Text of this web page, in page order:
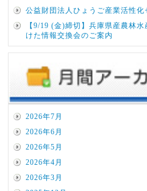
公益財団法人ひょうご産業活性
【9/19 (金)締切】兵庫県産農林
けた情報交換会のご案内
2026年7月
2026年6月
2026年5月
2026年4月
2026年3月